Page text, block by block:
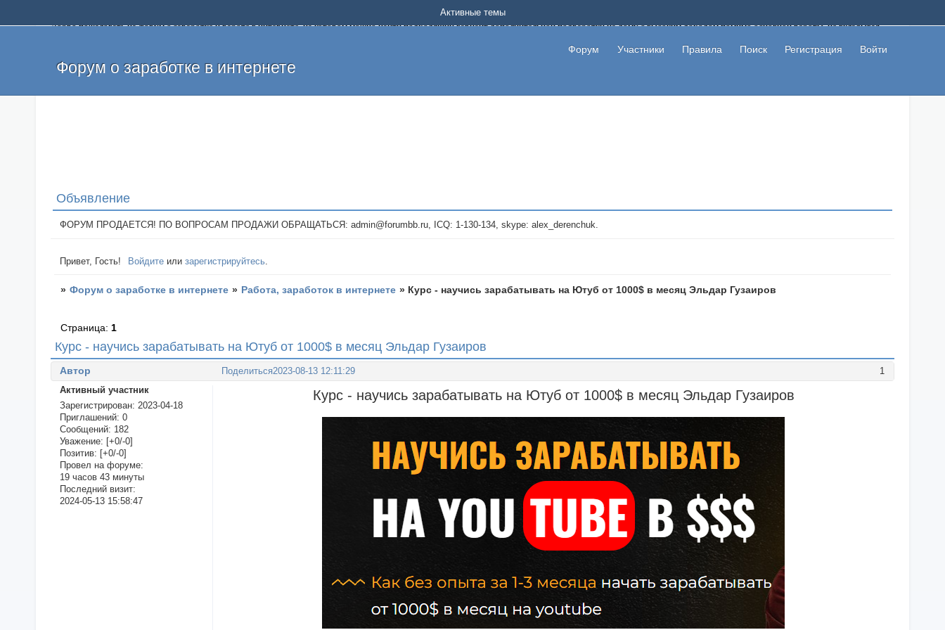
Добро пожаловать на форум о заработке и работе в интернете, на котором можно найти подходящий вариант дополнительной подработки на дому с высоким доходом помимо основной работы, не вкладывая
и оставлять свои отзывы. Если вы знаете, что определенный проект или сайт не платит, то указывайте в теме что это лохотрон, чтобы другие пользователи не попались на развод. Вы сможете начать зарабатывать
легкие деньги без вложений и регистрации уже сегодня. Создавайте новые темы, размещайте объявления со своими пригласительными ссылками и первая прибыль не заставит себя долго ждать.
Форум о заработке в интернете
Форум Участники Правила Поиск Регистрация Войти
Активные темы
Объявление
ФОРУМ ПРОДАЕТСЯ! ПО ВОПРОСАМ ПРОДАЖИ ОБРАЩАТЬСЯ: admin@forumbb.ru, ICQ: 1-130-134, skype: alex_derenchuk.
Привет, Гость! Войдите илизарегистрируйтесь.
» Форум о заработке в интернете » Работа, заработок в интернете » Курс - научись зарабатывать на Ютуб от 1000$ в месяц Эльдар Гузаиров
Курс - научись зарабатывать на Ютуб от 1000$ в месяц Эльдар Гузаиров
Страница: 1
Поделиться 1
2023-08-13 12:11:29
Автор
Активный участник
Зарегистрирован: 2023-04-18
Приглашений: 0
Сообщений: 182
Уважение: [+0/-0]
Позитив: [+0/-0]
Провел на форуме:
19 часов 43 минуты
Последний визит:
2024-05-13 15:58:47
Курс - научись зарабатывать на Ютуб от 1000$ в месяц Эльдар Гузаиров